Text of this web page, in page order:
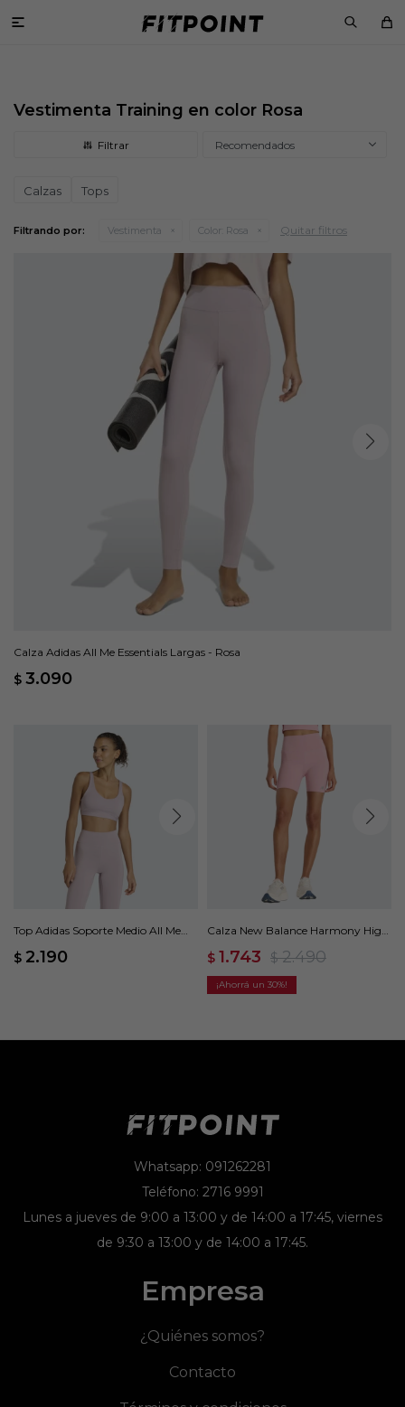

Vestimenta Training en color Rosa
Recomendados
Calzas Tops
Filtrando por: Vestimenta Color: Rosa Quitar filtros
Calza Adidas All Me Essentials Largas - Rosa
$ 3.090
Top Adidas Soporte Medio All Me
$ 2.190
Calza New Balance Harmony High
$ 1.743 $ 2.490
30
Whatsapp: 091262281
Teléfono: 2716 9991
Lunes a jueves de 9:00 a 13:00 y de 14:00 a 17:45, viernes
de 9:30 a 13:00 y de 14:00 a 17:45.
Empresa
¿Quiénes somos?
Contacto